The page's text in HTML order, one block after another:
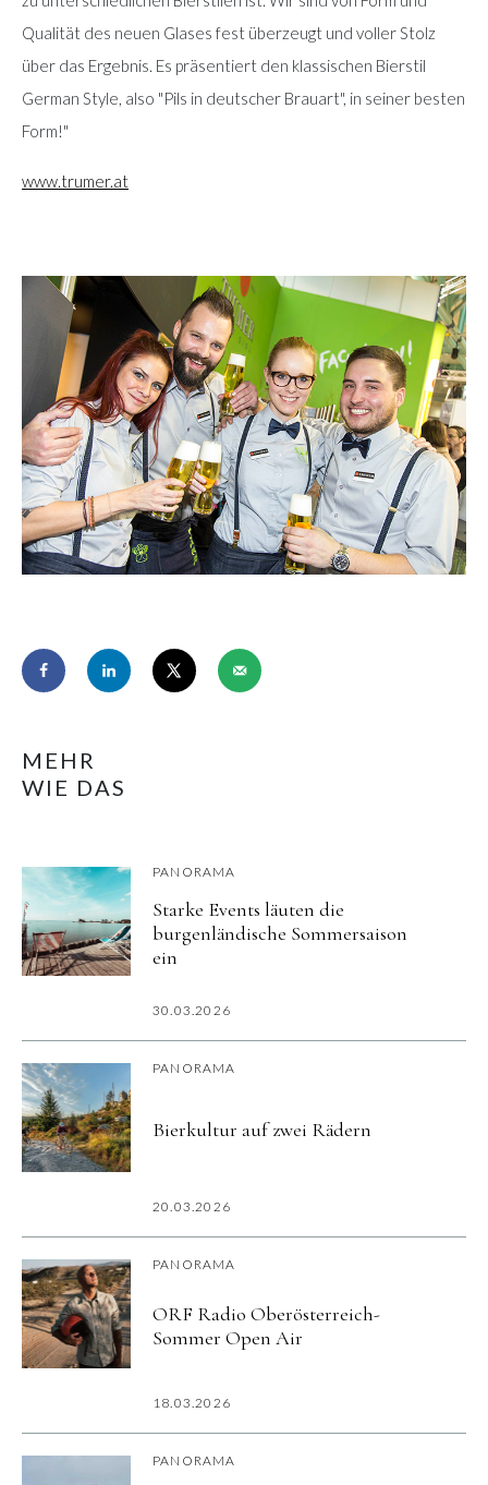
Qualität des neuen Glases fest überzeugt und voller Stolz
über das Ergebnis. Es präsentiert den klassischen Bierstil
German Style, also "Pils in deutscher Brauart", in seiner besten
Form!"
www.trumer.at
MEHR
WIE DAS
PANORAMA
Starke Events läuten die
burgenländische Sommersaison
ein
30.03.2026
PANORAMA
Bierkultur auf zwei Rädern
20.03.2026
PANORAMA
ORF Radio Oberösterreich-
Sommer Open Air
18.03.2026
PANORAMA